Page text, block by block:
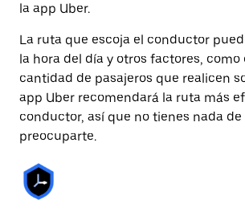
la app Uber.
La ruta que escoja el conductor
la hora del día y otros factores, como
cantidad de pasajeros que realicen
app Uber recomendará la ruta más
conductor, así que no tienes nada de
preocuparte.